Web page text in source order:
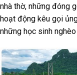
nhà thờ, những đóng
hoạt động kêu gọi
những học sinh